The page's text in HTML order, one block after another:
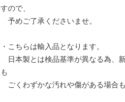
すので、
予めご了承くださいませ。
・こちらは輸入品となります。
日本製とは検品基準が異なる為、
も
ごくわずかな汚れや傷がある場合も